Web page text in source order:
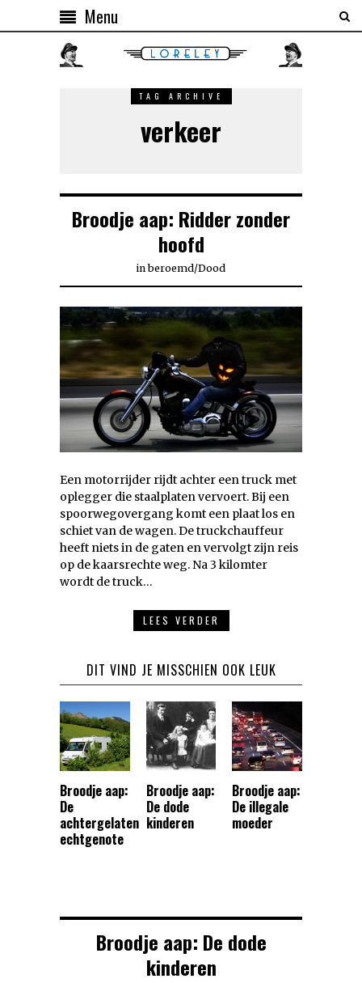
Menu
TAG ARCHIVE
verkeer
Broodje aap: Ridder zonder
hoofd
in beroemd/Dood
Een motorrijder rijdt achter een truck met
oplegger die staalplaten vervoert. Bij een
spoorwegovergang komt een plaat los en
schiet van de wagen. De truckchauffeur
heeft niets in de gaten en vervolgt zijn reis
op de kaarsrechte weg. Na 3 kilomter
wordt de truck…
LEES VERDER
DIT VIND JE MISSCHIEN OOK LEUK
Broodje aap:
De
achtergelaten
echtgenote
Broodje aap:
De dode
kinderen
Broodje aap:
De illegale
moeder
Broodje aap: De dode
kinderen